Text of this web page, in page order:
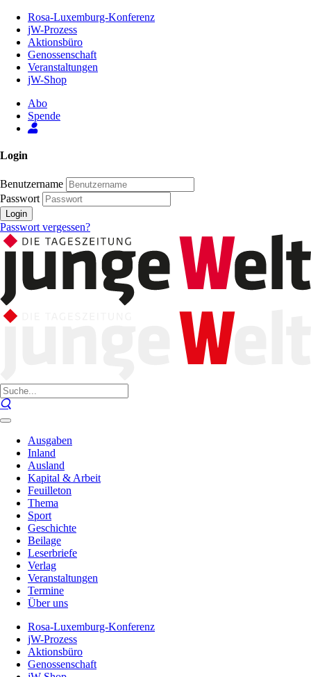
Inhalt
Seite
Rosa-Luxemburg-Konferenz
jW-Prozess
Aktionsbüro
Genossenschaft
Veranstaltungen
jW-Shop
Abo
Spende
Login
Benutzername
Passwort
Login
Passwort vergessen?
Ausgaben
Inland
Ausland
Kapital & Arbeit
Feuilleton
Thema
Sport
Geschichte
Beilage
Leserbriefe
Verlag
Veranstaltungen
Termine
Über uns
Rosa-Luxemburg-Konferenz
jW-Prozess
Aktionsbüro
Genossenschaft